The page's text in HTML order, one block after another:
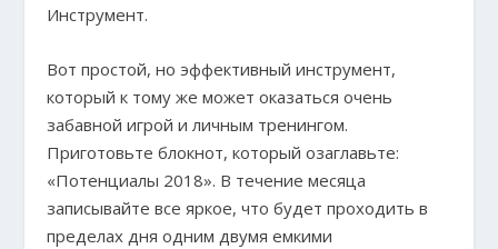
Инструмент.
Вот простой, но эффективный инструмент,
который к тому же может оказаться очень
забавной игрой и личным тренингом.
Приготовьте блокнот, который озаглавьте:
«Потенциалы 2018». В течение месяца
записывайте все яркое, что будет проходить в
пределах дня одним двумя емкими